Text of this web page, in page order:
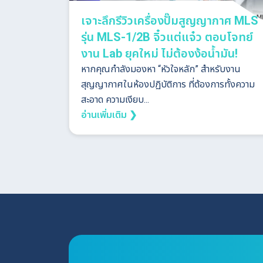
เจาะลึกรีวิวเครื่องปั๊มสูญญากาศ MLS
รุ่น MLS-1/2B จิ๋วแต่แจ๋ว ตอบโจทย์
งาน Lab ยุคใหม่ ไม่ต้องง้อน้ำมัน!
หากคุณกำลังมองหา “หัวใจหลัก” สำหรับงาน
สุญญากาศในห้องปฏิบัติการ ที่ต้องการทั้งความ
สะอาด ความเงียบ...
อ่านเพิ่มเติม ❯